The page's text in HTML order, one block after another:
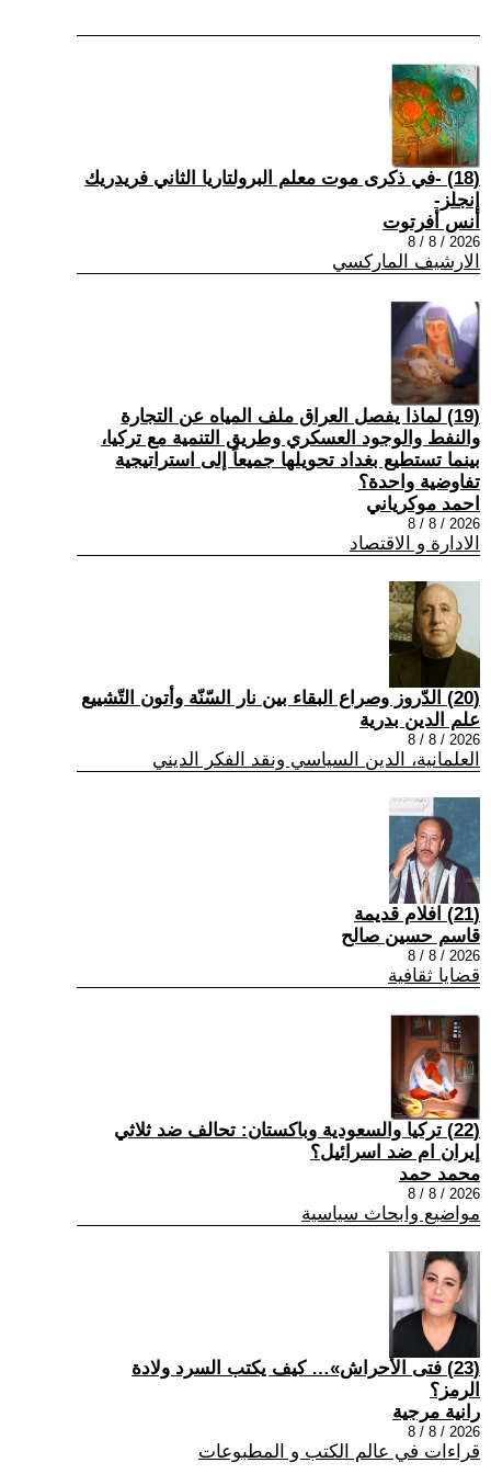
(18) -في ذكرى موت معلم البرولتاريا الثاني فريدريك
إنجلز-
أنس أفرتوت
2026 / 8 / 8
الارشيف الماركسي
(19) لماذا يفصل العراق ملف المياه عن التجارة
والنفط والوجود العسكري وطريق التنمية مع تركيا،
بينما تستطيع بغداد تحويلها جميعاً إلى استراتيجية
تفاوضية واحدة؟
احمد موكرياني
2026 / 8 / 8
الادارة و الاقتصاد
(20) الدّروز وصراع البقاء بين نار السّنّة وأتون التّشييع
علم الدين بدرية
2026 / 8 / 8
العلمانية، الدين السياسي ونقد الفكر الديني
(21) افلام قديمة
قاسم حسين صالح
2026 / 8 / 8
قضايا ثقافية
(22) تركيا والسعودية وباكستان: تحالف ضد ثلاثي
إيران ام ضد اسرائيل؟
محمد حمد
2026 / 8 / 8
مواضيع وابحاث سياسية
(23) فتى الأحراش»… كيف يكتب السرد ولادة
الرمز؟
رانية مرجية
2026 / 8 / 8
قراءات في عالم الكتب و المطبوعات